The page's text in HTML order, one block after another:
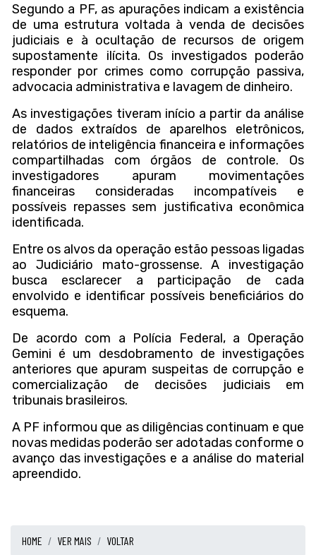
Segundo a PF, as apurações indicam a existência
de uma estrutura voltada à venda de decisões
judiciais e à ocultação de recursos de origem
supostamente ilícita. Os investigados poderão
responder por crimes como corrupção passiva,
advocacia administrativa e lavagem de dinheiro.
As investigações tiveram início a partir da análise
de dados extraídos de aparelhos eletrônicos,
relatórios de inteligência financeira e informações
compartilhadas com órgãos de controle. Os
investigadores apuram movimentações
financeiras consideradas incompatíveis e
possíveis repasses sem justificativa econômica
identificada.
Entre os alvos da operação estão pessoas ligadas
ao Judiciário mato-grossense. A investigação
busca esclarecer a participação de cada
envolvido e identificar possíveis beneficiários do
esquema.
De acordo com a Polícia Federal, a Operação
Gemini é um desdobramento de investigações
anteriores que apuram suspeitas de corrupção e
comercialização de decisões judiciais em
tribunais brasileiros.
A PF informou que as diligências continuam e que
novas medidas poderão ser adotadas conforme o
avanço das investigações e a análise do material
apreendido.
HOME VER MAIS VOLTAR